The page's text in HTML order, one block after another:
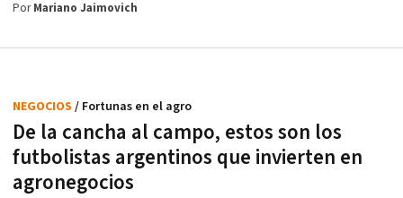
PorMariano Jaimovich
De la cancha al campo, estos son los
futbolistas argentinos que invierten en
agronegocios
NEGOCIOS / Fortunas en el agro